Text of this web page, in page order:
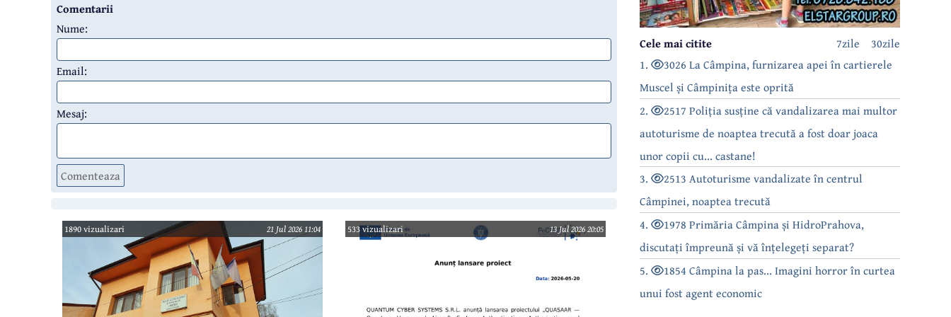
Comentarii
Nume:
Email:
Mesaj:
Comenteaza
30zile
7zile
Cele mai citite
1.
3026 La Câmpina, furnizarea apei în cartierele
Muscel și Câmpinița este oprită
2.
2517 Poliția susține că vandalizarea mai multor
autoturisme de noaptea trecută a fost doar joaca
unor copii cu... castane!
3.
2513 Autoturisme vandalizate în centrul
Câmpinei, noaptea trecută
4.
1978 Primăria Câmpina și HidroPrahova,
discutați împreună și vă înțelegeți separat?
5.
1854 Câmpina la pas... Imagini horror în curtea
unui fost agent economic
1890 vizualizari 21 Jul 2026 11:04 533 vizualizari 13 Jul 2026 20:05